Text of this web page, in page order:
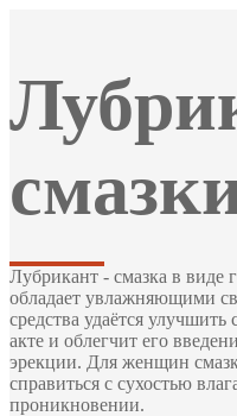
Лубрикант - смазка в виде
обладает увлажняющими
средства удаётся
акте и облегчит его
эрекции. Для женщин
справиться с сухостью
проникновении.